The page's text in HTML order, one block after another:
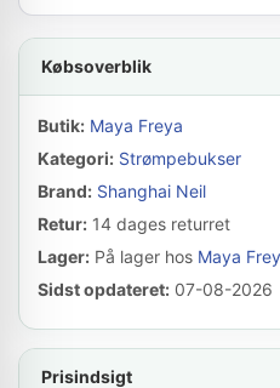
Købsoverblik
Butik: Maya Freya
Kategori: Strømpebukser
Brand: Shanghai Neil
Retur: 14 dages returret
Lager: På lager hos Maya
Sidst opdateret: 07-08-2026
Prisindsigt